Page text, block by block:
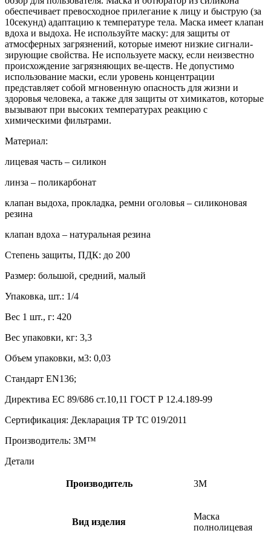
обеспечивает превосходное прилегание к лицу и быструю (за
10секунд) адаптацию к температуре тела. Маска имеет клапан
вдоха и выдоха. Не используйте маску: для защиты от
атмосферных загрязнений, которые имеют низкие сигнали-
зирующие свойства. Не используете маску, если неизвестно
происхождение загрязняющих ве-ществ. Не допустимо
использование маски, если уровень концентрации
представляет собой мгновенную опасность для жизни и
здоровья человека, а также для защиты от химикатов, которые
вызывают при высоких температурах реакцию с
химическими фильтрами.
Материал:
лицевая часть – силикон
линза – поликарбонат
клапан выдоха, прокладка, ремни оголовья – силиконовая
резина
клапан вдоха – натуральная резина
Степень защиты, ПДК: до 200
Размер: большой, средний, малый
Упаковка, шт.: 1/4
Вес 1 шт., г: 420
Вес упаковки, кг: 3,3
Объем упаковки, м3: 0,03
Стандарт EN136;
Директива ЕС 89/686 ст.10,11 ГОСТ Р 12.4.189-99
Сертификация: Декларация ТР ТС 019/2011
Производитель: 3M™
Детали
Производитель 3М
Вид изделия
Маска
полнолицевая